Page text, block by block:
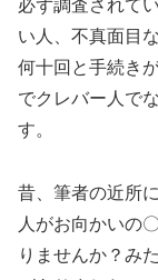
必ず調査されて
い人、不真面目
何十回と手続き
でクレバー人で
す。
昔、筆者の近所
人がお向かいの
りませんか？み